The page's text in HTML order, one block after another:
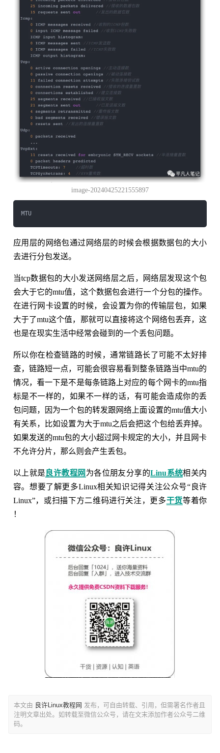
image-20240425221555897
MTU
应用层的网络包通过网络层的时候会根据数据包的大小
去进行分包发送。
当tcp数据包的大小发送网络层之后，网络层发现这个包
会大于它的mtu值，这个数据包会进行一个分包的操作。
在进行网卡设置的时候，会设置为你的传输层包，如果
大于了mtu这个值，那就可以直接将这个网络包丢弃，这
也是在现实生活中经常会碰到的一个丢包问题。
所以你在检查链路的时候，通常链路长了可能不太好排
查，链路短一点，可能会很容易看到整条链路当中mtu的
情况，看一下是不是每条链路上对应的每个网卡的mtu指
标是不一样的，如果不一样的话，有可能会造成你的丢
包问题，因为一个包的转发跟网络上面设置的mtu值大小
有关系，比如设置为大于mtu之后会把这个包给丢弃掉。
如果发送的mtu包的大小超过网卡规定的大小，并且网卡
不允许分片，那么则会产生丢包。
以上就是 良许教程网 为各位朋友分享的Linu系统相关内
容。想要了解更多Linux相关知识记得关注公众号“良许
Linux”，或扫描下方二维码进行关注，更多干货等着你
！
本文由 良许Linux教程网 发布，可自由转载、引用，但需署名作者且
注明文章出处。如转载至微信公众号，请在文末添加作者公众号二维
码。